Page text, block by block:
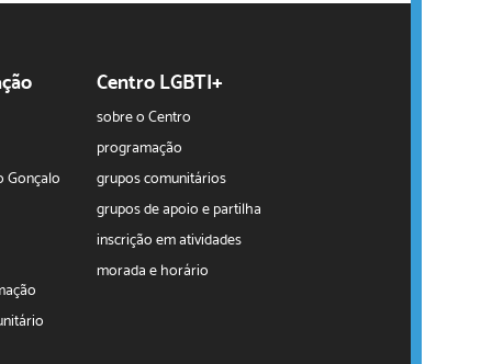
Gonçalo
Centro LGBTI+
sobre o Centro
programação
grupos comunitários
grupos de apoio e partilha
inscrição em atividades
morada e horário